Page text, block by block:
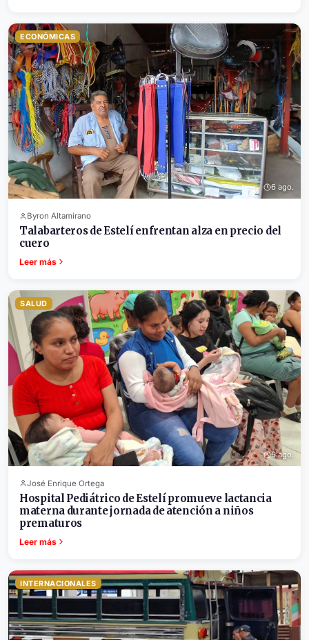
ECONÓMICAS
6 ago.
Byron Altamirano
Talabarteros de Estelí enfrentan alza en precio del
cuero
Leer más
SALUD
6 ago.
José Enrique Ortega
Hospital Pediátrico de Estelí promueve lactancia
materna durante jornada de atención a niños
prematuros
Leer más
INTERNACIONALES